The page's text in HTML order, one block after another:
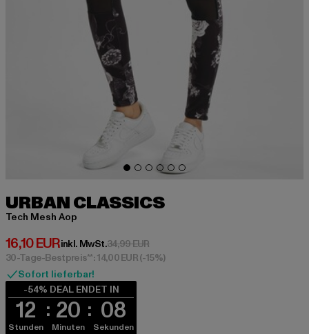
URBAN CLASSICS
Tech Mesh Aop
16,10 EUR
Derzeitiger Preis: 16,10 EUR
inkl. MwSt.34,99 EURAktionspreis: 34,99 EUR
30-Tage-Bestpreis**: 14,00 EUR(-15%)
Sofort lieferbar!
-54% DEAL ENDET IN
12
Stunden
20
Minuten
08
Sekunden